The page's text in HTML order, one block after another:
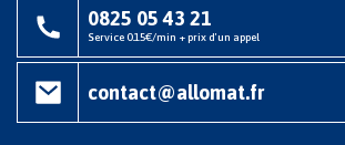
0825 05 43 21
Service 0.15€/min + prix d'un appel
contact@allomat.fr